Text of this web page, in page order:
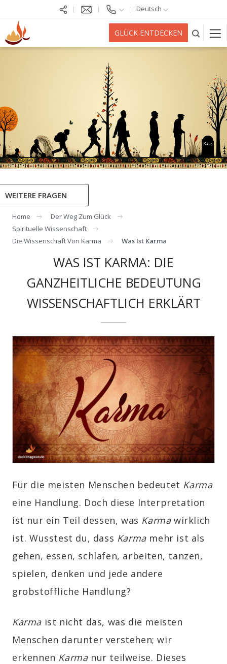
Deutsch
GLÜCK ENTDECKEN
WEITERE FRAGEN
Home
Der Weg Zum Glück
Spirituelle Wissenschaft
Die Wissenschaft Von Karma
Was Ist Karma
WAS IST KARMA: DIE
GANZHEITLICHE BEDEUTUNG
WISSENSCHAFTLICH ERKLÄRT
Für die meisten Menschen bedeutet Karma
eine Handlung. Doch diese Interpretation
ist nur ein Teil dessen, was Karmawirklich
ist. Wusstest du, dass Karmamehr ist als
gehen, essen, schlafen, arbeiten, tanzen,
spielen, denken und jede andere
grobstoffliche Handlung?
Karma ist nicht das, was die meisten
Menschen darunter verstehen; wir
erkennen Karmanur teilweise. Dieses